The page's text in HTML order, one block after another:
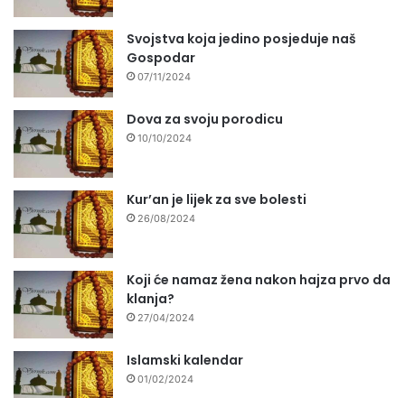
Svojstva koja jedino posjeduje naš
Gospodar
07/11/2024
Dova za svoju porodicu
10/10/2024
Kur’an je lijek za sve bolesti
26/08/2024
Koji će namaz žena nakon hajza prvo da
klanja?
27/04/2024
Islamski kalendar
01/02/2024